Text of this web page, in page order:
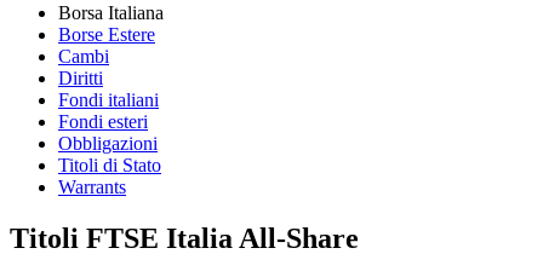
Borsa Italiana
Borse Estere
Cambi
Diritti
Fondi italiani
Fondi esteri
Obbligazioni
Titoli di Stato
Warrants
Titoli FTSE Italia All-Share